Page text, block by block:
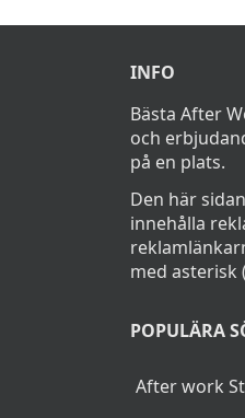
INFO
Bästa After
och
på en plats.
Den här
innehålla
med asterisk
POPULÄRA
After work